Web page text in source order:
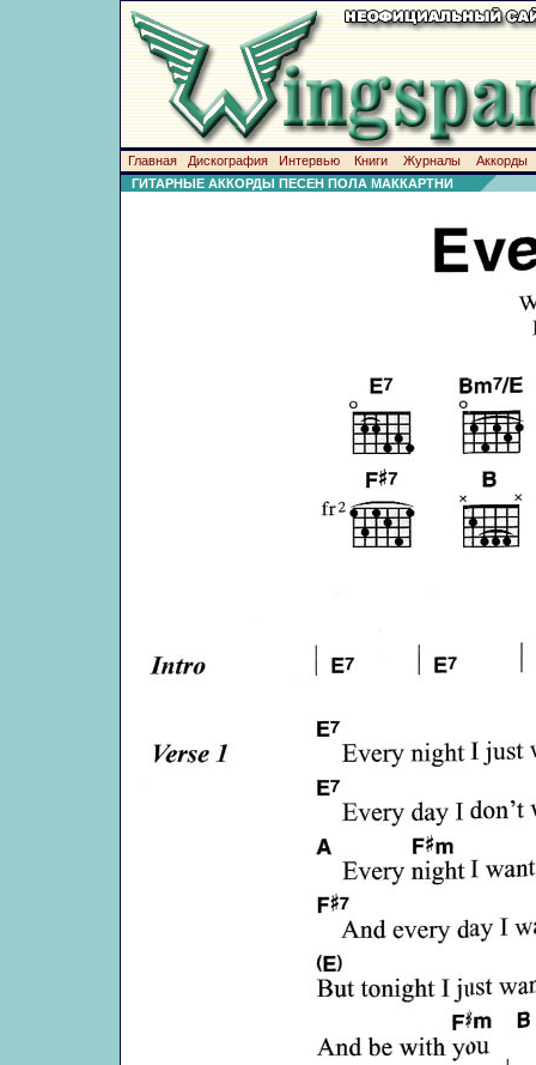
Главная Дискография Интервью Книги Журналы
Аккорды
ГИТАРНЫЕ АККОРДЫ ПЕСЕН ПОЛА МАККАРТНИ